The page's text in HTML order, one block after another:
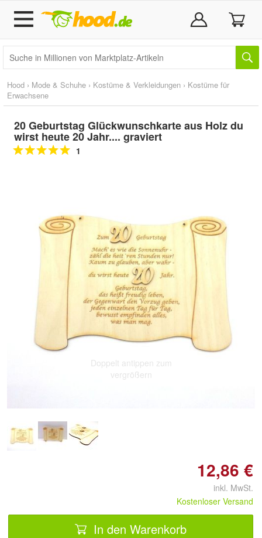
Hood › Mode & Schuhe › Kostüme & Verkleidungen › Kostüme für
Erwachsene
20 Geburtstag Glückwunschkarte aus Holz du
wirst heute 20 Jahr.... graviert
1
Doppelt antippen zum
vergrößern
12,86 €
inkl. MwSt.
Kostenloser Versand
In den Warenkorb